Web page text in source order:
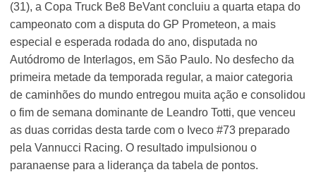
(31), a Copa Truck Be8 BeVant concluiu a quarta etapa do
campeonato com a disputa do GP Prometeon, a mais
especial e esperada rodada do ano, disputada no
Autódromo de Interlagos, em São Paulo. No desfecho da
primeira metade da temporada regular, a maior categoria
de caminhões do mundo entregou muita ação e consolidou
o fim de semana dominante de Leandro Totti, que venceu
as duas corridas desta tarde com o Iveco #73 preparado
pela Vannucci Racing. O resultado impulsionou o
paranaense para a liderança da tabela de pontos.